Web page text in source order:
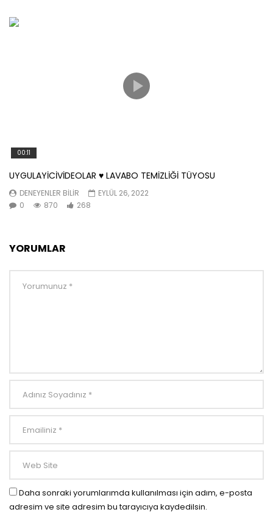
00:11
UYGULAYİCİVİDEOLAR ♥️ LAVABO TEMİZLİĞİ TÜYOSU
DENEYENLER BILIR
EYLÜL 26, 2022
0
870 268
YORUMLAR
Daha sonraki yorumlarımda kullanılması için adım, e-posta
adresim ve site adresim bu tarayıcıya kaydedilsin.